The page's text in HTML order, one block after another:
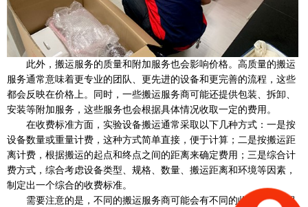
此外，搬运服务的质量和附加服务也会影响价格。高质量的搬运
服务通常意味着更专业的团队、更先进的设备和更完善的流程，这些
都会反映在价格上。同时，一些搬运服务商可能还提供包装、拆卸、
安装等附加服务，这些服务也会根据具体情况收取一定的费用。
在收费标准方面，实验设备搬运通常采取以下几种方式：一是按
设备数量或重量计费，这种方式简单直接，便于计算；二是按搬运距
离计费，根据搬运的起点和终点之间的距离来确定费用；三是综合计
费方式，综合考虑设备类型、规格、数量、搬运距离和环境等因素，
制定出一个综合的收费标准。
需要注意的是，不同的搬运服务商可能会有不同的收费标准和服